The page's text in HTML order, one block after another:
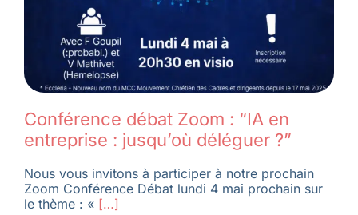
Conférence débat Zoom : “IA en
entreprise : jusqu’où déléguer ?”
Nous vous invitons à participer à notre prochain
Zoom Conférence Débat lundi 4 mai prochain sur
le thème : «[…]